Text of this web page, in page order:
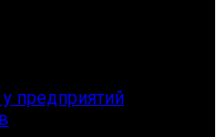
предприятий